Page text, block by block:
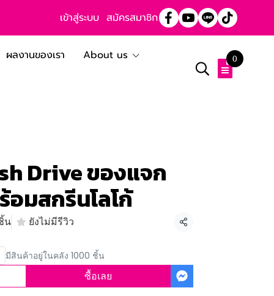
เข้าสู่ระบบ สมัครสมาชิก
ผลงานของเรา
About us
0
Drive ของแจก
อมสกรีนโลโก้
น ยังไม่มีรีวิว
แชร์
มีสินค้าอยู่ในคลัง 1000 ชิ้น
ซื้อเลย